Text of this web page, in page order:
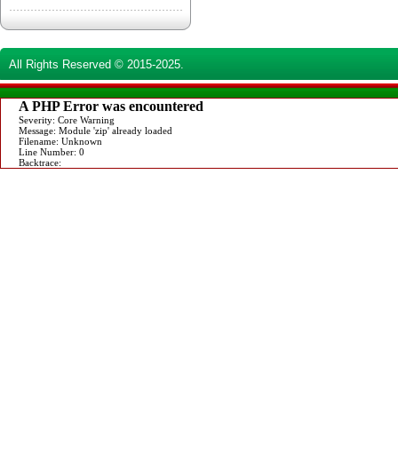
All Rights Reserved © 2015-2025.
A PHP Error was encountered
Severity: Core Warning
Message: Module 'zip' already loaded
Filename: Unknown
Line Number: 0
Backtrace: